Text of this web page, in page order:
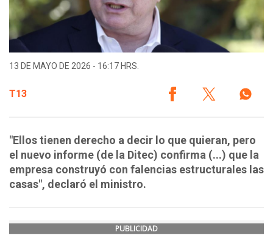
13 DE MAYO DE 2026 - 16:17 HRS.
T13
"Ellos tienen derecho a decir lo que quieran, pero
el nuevo informe (de la Ditec) confirma (...) que la
empresa construyó con falencias estructurales las
casas", declaró el ministro.
PUBLICIDAD